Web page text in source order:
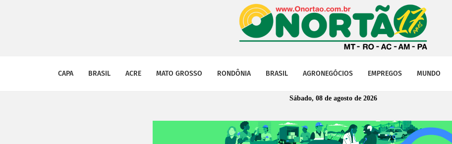
CAPA BRASIL ACRE MATO GROSSO RONDÔNIA BRASIL AGRONEGÓCIOS EMPREGOS MUNDO
Sábado, 08 de agosto de 2026